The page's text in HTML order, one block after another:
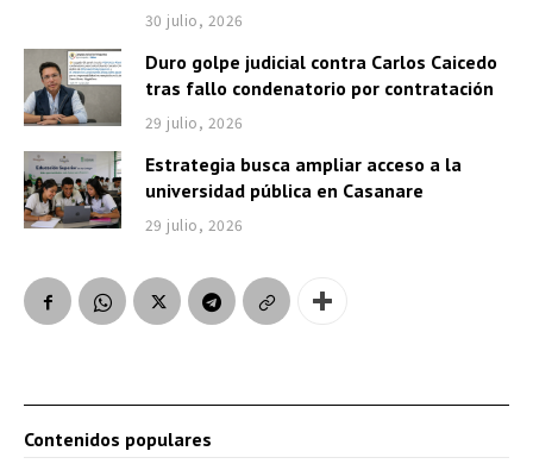
30 julio, 2026
Duro golpe judicial contra Carlos Caicedo
tras fallo condenatorio por contratación
29 julio, 2026
Estrategia busca ampliar acceso a la
universidad pública en Casanare
29 julio, 2026
Contenidos populares